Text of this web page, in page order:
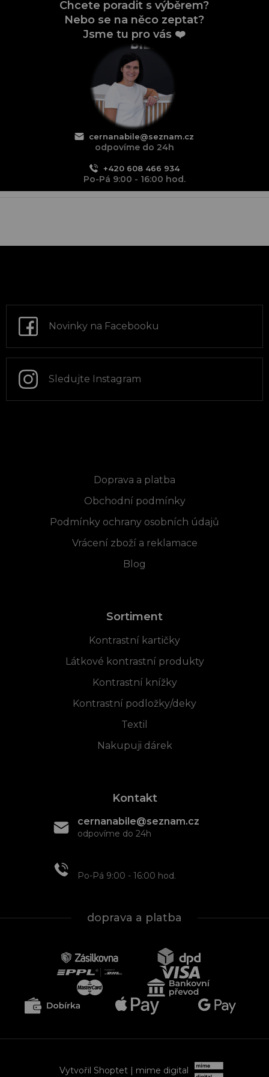
Chcete poradit s výběrem?
Nebo se na něco zeptat?
Jsme tu pro vás ❤️
cernanabile@seznam.cz
odpovíme do 24h
+420 608 466 934
Po-Pá 9:00 - 16:00 hod.
Novinky na Facebooku
Sledujte Instagram
Doprava a platba
Obchodní podmínky
Podmínky ochrany osobních údajů
Vrácení zboží a reklamace
Blog
Sortiment
Kontrastní kartičky
Látkové kontrastní produkty
Kontrastní knížky
Kontrastní podložky/deky
Textil
Nakupuji dárek
Kontakt
cernanabile@seznam.cz
odpovíme do 24h
Po-Pá 9:00 - 16:00 hod.
doprava a platba
Vytvořil Shoptet | mime digital